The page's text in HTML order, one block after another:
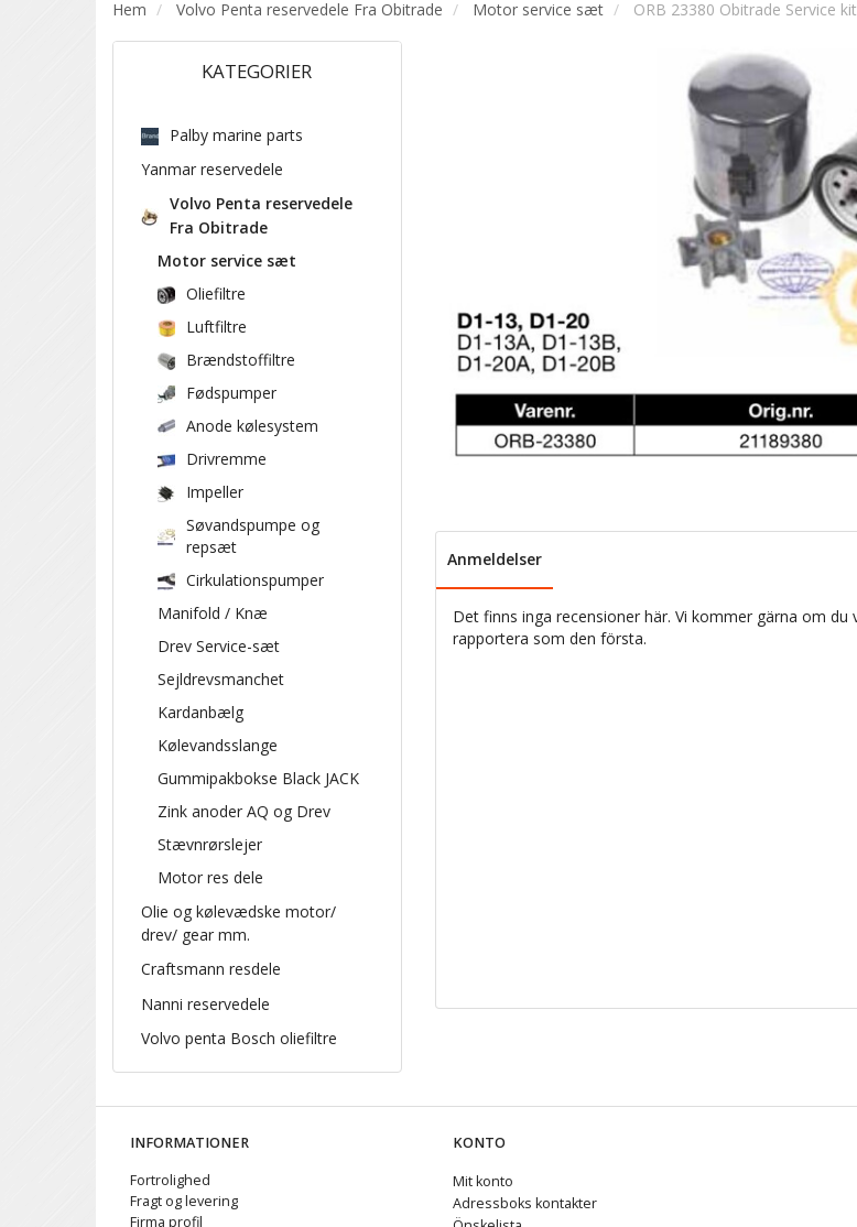
Hem Volvo Penta reservedele Fra Obitrade Motor service sæt ORB 23380 Obitrade Service
KATEGORIER
Palby marine parts
Yanmar reservedele
Volvo Penta reservedele
Fra Obitrade
Motor service sæt
Oliefiltre
Luftfiltre
Brændstoffiltre
Fødspumper
Anode kølesystem
Drivremme
Impeller
Søvandspumpe og
repsæt
Cirkulationspumper
Manifold / Knæ
Drev Service-sæt
Sejldrevsmanchet
Kardanbælg
Kølevandsslange
Gummipakbokse Black JACK
Zink anoder AQ og Drev
Stævnrørslejer
Motor res dele
Olie og kølevædske motor/
drev/ gear mm.
Craftsmann resdele
Nanni reservedele
Volvo penta Bosch oliefiltre
Anmeldelser
Det finns inga recensioner här. Vi kommer gärna om du
rapportera som den första.
INFORMATIONER
Fortrolighed
Fragt og levering
Firma profil
KONTO
Mit konto
Adressboks kontakter